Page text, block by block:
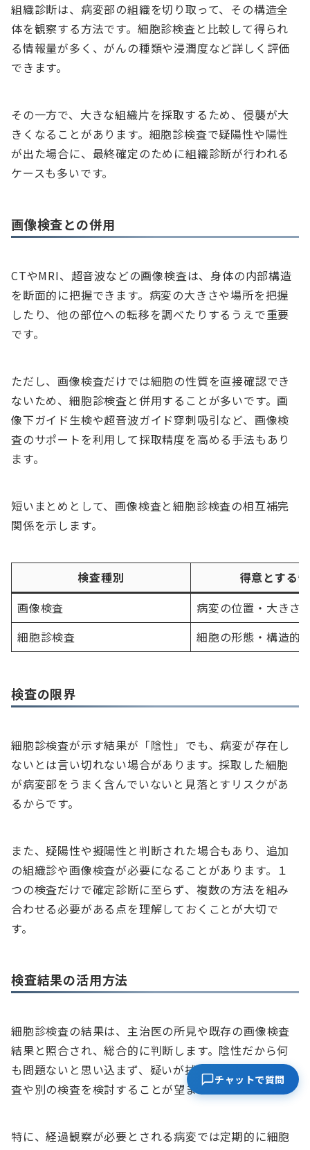
組織診断は、病変部の組織を切り取って、その構造全
体を観察する方法です。細胞診検査と比較して得られ
る情報量が多く、がんの種類や浸潤度など詳しく評価
できます。
その一方で、大きな組織片を採取するため、侵襲が大
きくなることがあります。細胞診検査で疑陽性や陽性
が出た場合に、最終確定のために組織診断が行われる
ケースも多いです。
画像検査との併用
CTやMRI、超音波などの画像検査は、身体の内部構造
を断面的に把握できます。病変の大きさや場所を把握
したり、他の部位への転移を調べたりするうえで重要
です。
ただし、画像検査だけでは細胞の性質を直接確認でき
ないため、細胞診検査と併用することが多いです。画
像下ガイド生検や超音波ガイド穿刺吸引など、画像検
査のサポートを利用して採取精度を高める手法もあり
ます。
短いまとめとして、画像検査と細胞診検査の相互補完
関係を示します。
検査種別
得意とする
画像検査
病変の位置・大きさ
細胞診検査
細胞の形態・構造的
検査の限界
細胞診検査が示す結果が「陰性」でも、病変が存在し
ないとは言い切れない場合があります。採取した細胞
が病変部をうまく含んでいないと見落とすリスクがあ
るからです。
また、疑陽性や擬陽性と判断された場合もあり、追加
の組織診や画像検査が必要になることがあります。１
つの検査だけで確定診断に至らず、複数の方法を組み
合わせる必要がある点を理解しておくことが大切で
す。
検査結果の活用方法
細胞診検査の結果は、主治医の所見や既存の画像検査
結果と照合され、総合的に判断します。陰性だから何
も問題ないと思い込まず、疑いが拭えない場合は再検
査や別の検査を検討することが望ましいです。
特に、経過観察が必要とされる病変では定期的に細胞
チャットで質問